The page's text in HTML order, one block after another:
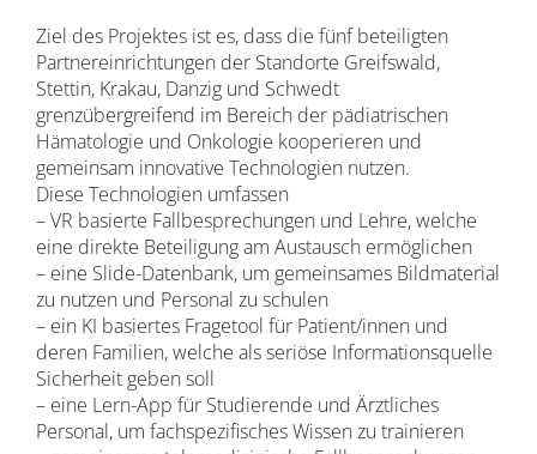
Ziel des Projektes ist es, dass die fünf beteiligten
Partnereinrichtungen der Standorte Greifswald,
Stettin, Krakau, Danzig und Schwedt
grenzübergreifend im Bereich der pädiatrischen
Hämatologie und Onkologie kooperieren und
gemeinsam innovative Technologien nutzen.
Diese Technologien umfassen
– VR basierte Fallbesprechungen und Lehre, welche
eine direkte Beteiligung am Austausch ermöglichen
– eine Slide-Datenbank, um gemeinsames Bildmaterial
zu nutzen und Personal zu schulen
– ein KI basiertes Fragetool für Patient/innen und
deren Familien, welche als seriöse Informationsquelle
Sicherheit geben soll
– eine Lern-App für Studierende und Ärztliches
Personal, um fachspezifisches Wissen zu trainieren